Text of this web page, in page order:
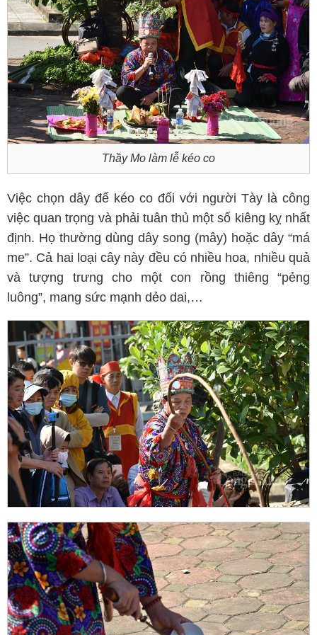
Thầy Mo làm lễ kéo co
Việc chọn dây để kéo co đối với người Tày là công
việc quan trọng và phải tuân thủ một số kiêng kỵ nhất
định. Họ thường dùng dây song (mây) hoặc dây “má
me”. Cả hai loại cây này đều có nhiều hoa, nhiều quả
và tượng trưng cho một con rồng thiêng “pẻng
luông”, mang sức mạnh dẻo dai,…